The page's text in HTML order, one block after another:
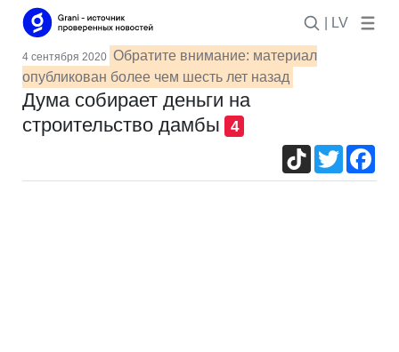
| LV
4 сентября 2020 Обратите внимание: материал
опубликован более чем шесть лет назад
Дума собирает деньги на
строительство дамбы
4
TikTokTwitter